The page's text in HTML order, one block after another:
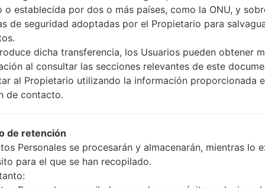
OS
OS
Android Marshmallow
6.0.1
6.0.1
o establecida por dos o más países, como la ONU, y
de seguridad adoptadas por el Propietario para
dicha transferencia, los Usuarios pueden obtener
al consultar las secciones relevantes de este
al Propietario utilizando la información proporcionada
de contacto.
de retención
Personales se procesarán y almacenarán, mientras lo
para el que se han recopilado.